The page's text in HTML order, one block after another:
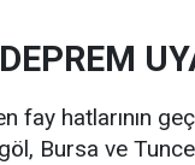
fay hatlarının
Bursa ve